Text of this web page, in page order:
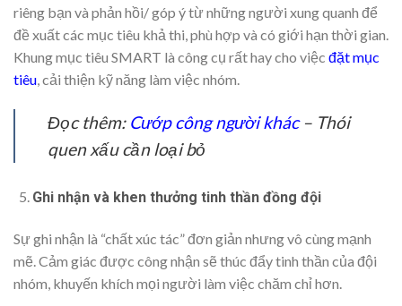
riêng bạn và phản hồi/ góp ý từ những người xung quanh để
đề xuất các mục tiêu khả thi, phù hợp và có giới hạn thời gian.
Khung mục tiêu SMART là công cụ rất hay cho việc đặt mục
tiêu, cải thiện kỹ năng làm việc nhóm.
Đọc thêm: Cướp công người khác– Thói
quen xấu cần loại bỏ
Ghi nhận và khen thưởng tinh thần đồng đội
Sự ghi nhận là “chất xúc tác” đơn giản nhưng vô cùng mạnh
mẽ. Cảm giác được công nhận sẽ thúc đẩy tinh thần của đội
nhóm, khuyến khích mọi người làm việc chăm chỉ hơn.